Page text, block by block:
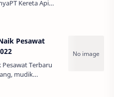
Kereta Api
atau Kalog
Motor Grat…
Pesawat
Pesawat Terbaru
mudik
udara alias
praktis. Selain